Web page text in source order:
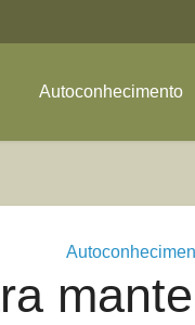
Autoconhecimento